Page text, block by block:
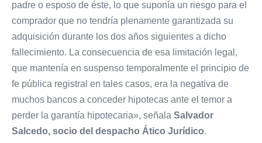
padre o esposo de éste, lo que suponía un riesgo para el
comprador que no tendría plenamente garantizada su
adquisición durante los dos años siguientes a dicho
fallecimiento. La consecuencia de esa limitación legal,
que mantenía en suspenso temporalmente el principio de
fe pública registral en tales casos, era la negativa de
muchos bancos a conceder hipotecas ante el temor a
perder la garantía hipotecaria», señala Salvador
Salcedo, socio del despacho Ático Jurídico.